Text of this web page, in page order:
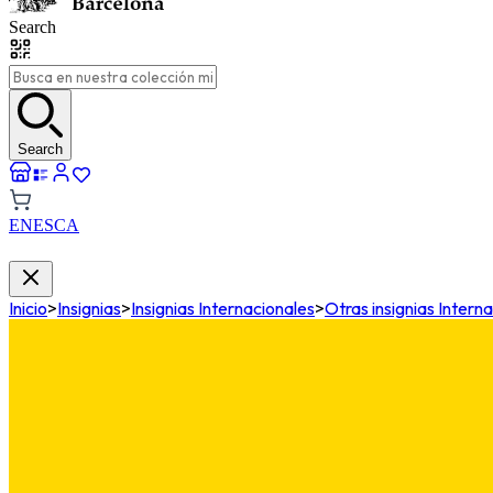
Search
Search
ENESCA
Inicio>Insignias>Insignias Internacionales>Otras insignias